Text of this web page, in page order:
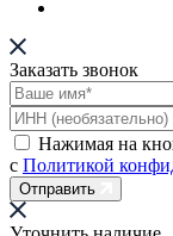
Заказать звонок
Нажимая на
с Политикой
Отправить